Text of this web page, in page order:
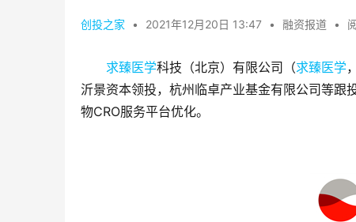
创投之家 • 2021年12月20日 13:47 • 融资报道 •
求臻医学科技（北京）有限公司（求臻医学，
沂景资本领投，杭州临卓产业基金有限公司等跟
物CRO服务平台优化。